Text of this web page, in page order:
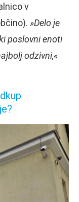
v
»Delo je
poslovni enoti
odzivni,«